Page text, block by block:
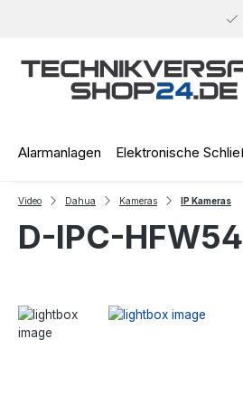
Alarmanlagen Elektronische
Video Dahua Kameras IP Kameras
D-IPC-